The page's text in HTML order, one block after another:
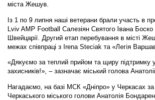
міста Жешув.
Із 1 по 9 липня наші ветерани брали участь в
Lviv AMP Football Салезіян Святого Івана
Швейцарії. Другий етап перебування в місті
межах співпраці з Irena Steciak та «Ле‌гія
«Дякуємо за теплий прийом та щиру підтримку
захисників!», – зазначає міський голова
Нагадаємо, на базі МСК «Дніпро» у Черкасах за
Черкаського міського голови Анатолія